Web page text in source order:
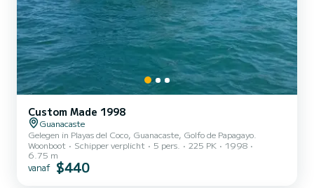
Custom Made 1998
Guanacaste
Gelegen in Playas del Coco, Guanacaste, Golfo de Papagayo.
Woonboot
Schipper verplicht 5 pers. 225 PK
1998
6.75 m
vanaf $440